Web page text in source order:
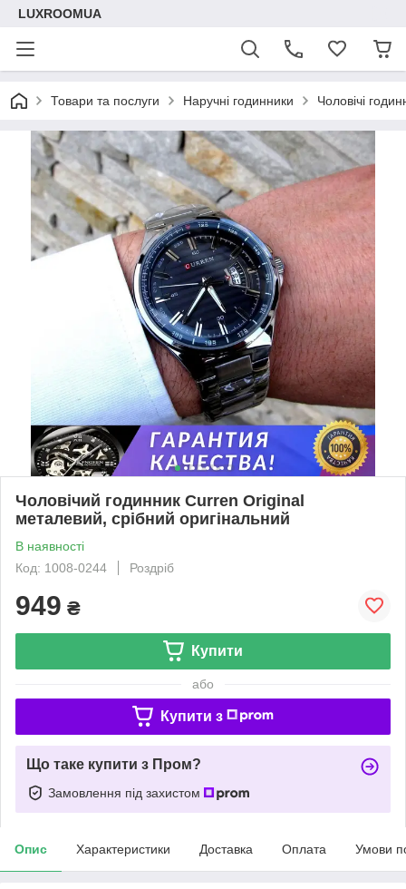
LUXROOMUА
Товари та послуги Наручні годинники Чоловічі
Чоловічий годинник Curren Original
металевий, срібний оригінальний
В наявності
Код: 1008-0244
Роздріб
949 ₴
Купити
або
Купити з
Що таке купити з Пром?
Замовлення під захистом
Опис Характеристики Доставка Оплата Умови